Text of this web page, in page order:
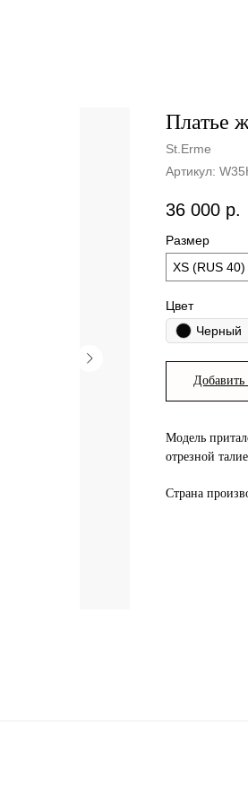
Платье
St.Erme
Артикул:
36 000 р.
Размер
XS (RUS 40)
Цвет
Черный
Добавить
Модель
отрезной
Страна